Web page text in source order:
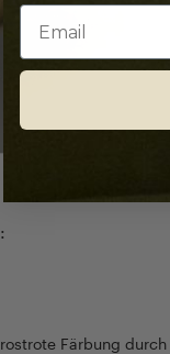
Färbung
Email